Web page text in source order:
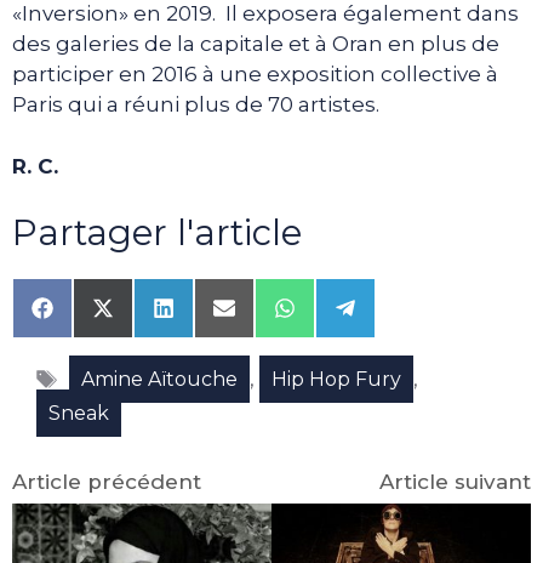
«Inversion» en 2019. Il exposera également dans
des galeries de la capitale et à Oran en plus de
participer en 2016 à une exposition collective à
Paris qui a réuni plus de 70 artistes.
R. C.
Partager l'article
Share
on
Facebook
Share
on
X
(Twitter)
Share
on
LinkedIn
Share
on
Email
Share
on
WhatsApp
Share
on
Telegram
Étiquettes
Amine Aïtouche , Hip Hop Fury ,
Sneak
Article précédent Article suivant